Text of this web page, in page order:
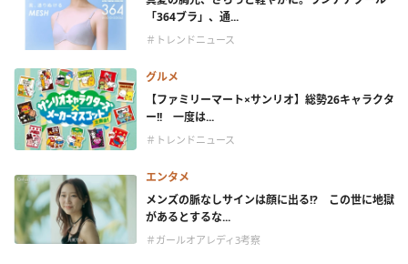
「364ブラ」、通...
＃トレンドニュース
グルメ
【ファミリーマート×サンリオ】総勢26キャラクタ
ー!! 一度は...
＃トレンドニュース
エンタメ
メンズの脈なしサインは顔に出る!? この世に地獄
があるとするな...
＃ガールオアレディ3考察